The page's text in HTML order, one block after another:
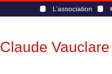
L’association
Claude Vauclare